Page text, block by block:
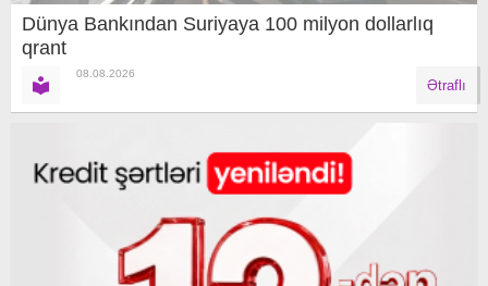
Dünya Bankından Suriyaya 100 milyon dollarlıq
qrant
08.08.2026
Ətraflı